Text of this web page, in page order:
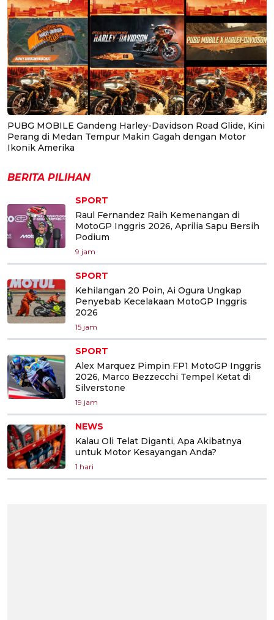
PUBG MOBILE Gandeng Harley-Davidson Road Glide, Kini
Perang di Medan Tempur Makin Gagah dengan Motor
Ikonik Amerika
BERITA PILIHAN
SPORT
Raul Fernandez Raih Kemenangan di
MotoGP Inggris 2026, Aprilia Sapu Bersih
Podium
9 jam
SPORT
Kehilangan 20 Poin, Ai Ogura Ungkap
Penyebab Kecelakaan MotoGP Inggris
2026
15 jam
SPORT
Alex Marquez Pimpin FP1 MotoGP Inggris
2026, Marco Bezzecchi Tempel Ketat di
Silverstone
19 jam
NEWS
Kalau Oli Telat Diganti, Apa Akibatnya
untuk Motor Kesayangan Anda?
1 hari